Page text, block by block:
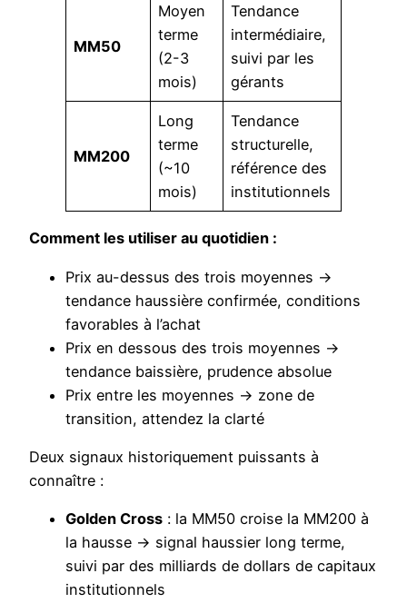
MM50
Moyen
terme
(2-3
mois)
Tendance
intermédiaire,
suivi par les
gérants
MM200
Long
terme
(~10
mois)
Tendance
structurelle,
référence des
institutionnels
Comment les utiliser au quotidien :
Prix au-dessus des trois moyennes →
tendance haussière confirmée, conditions
favorables à l’achat
Prix en dessous des trois moyennes →
tendance baissière, prudence absolue
Prix entre les moyennes → zone de
transition, attendez la clarté
Deux signaux historiquement puissants à
connaître :
Golden Cross : la MM50 croise la MM200 à
la hausse → signal haussier long terme,
suivi par des milliards de dollars de capitaux
institutionnels